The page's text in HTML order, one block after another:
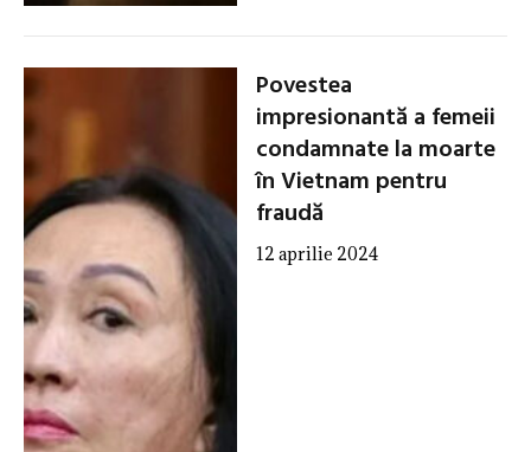
Povestea
impresionantă a femeii
condamnate la moarte
în Vietnam pentru
fraudă
12 aprilie 2024